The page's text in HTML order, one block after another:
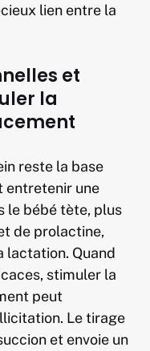
lien entre la
et
la
reste la base
entretenir une
le bébé tète, plus
de prolactine,
lactation. Quand
stimuler la
peut
Le tirage
et envoie un